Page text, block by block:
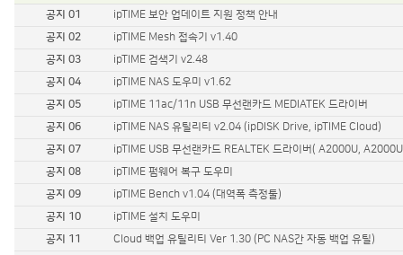
기가비트 허브
백업공유기
공지 01
ipTIME 보안 업데이트 지원 정책 안내
공지 02
ipTIME Mesh 접속기 v1.40
공지 03
ipTIME 검색기 v2.48
공지 04
ipTIME NAS 도우미 v1.62
공지 05
ipTIME 11ac/11n USB 무선랜카드 MEDIATEK 드라이버
공지 06
ipTIME NAS 유틸리티 v2.04 (ipDISK Drive, ipTIME Cloud)
공지 07
ipTIME USB 무선랜카드 REALTEK 드라이버( A2000U,
공지 08
ipTIME 펌웨어 복구 도우미
공지 09
ipTIME Bench v1.04 (대역폭 측정툴)
공지 10
ipTIME 설치 도우미
공지 11
Cloud 백업 유틸리티 Ver 1.30 (PC NAS간 자동 백업 유틸)